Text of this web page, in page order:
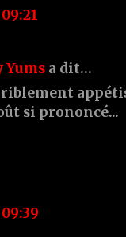
Yums a dit…
si prononcé...